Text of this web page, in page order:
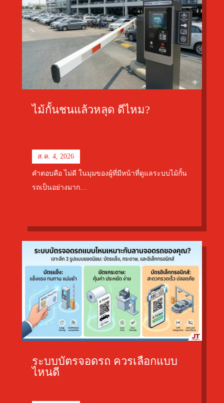
ไม้กั้นชนแล้วหลุด ดีไหม?
ส.ค. 4, 2026
คำตอบคือ ไม่ดี ในมุมของผู้ที่มีหน้าที่ดูแลระบบไม้กั้น
รถเป็นอย่างมาก…
ระบบบัตรจอดรถ ควรเลือกแบบ
ไหนดี